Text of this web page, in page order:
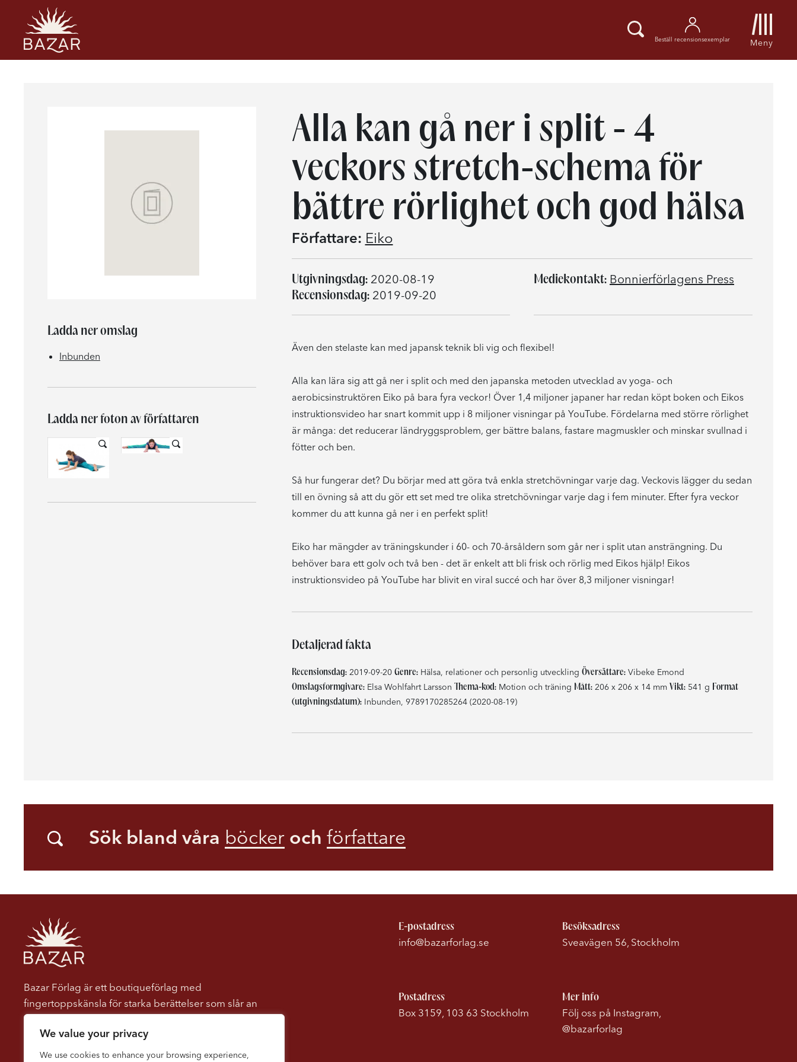
We value your privacy
We use cookies to enhance your browsing experience,
Beställ recensionsexemplar Meny
Ladda ner omslag
Inbunden
Ladda ner foton av författaren
Alla kan gå ner i split - 4
veckors stretch-schema för
bättre rörlighet och god hälsa
Författare: Eiko
Utgivningsdag:2020-08-19
Recensionsdag:2019-09-20
Mediekontakt: Bonnierförlagens Press
Även den stelaste kan med japansk teknik bli vig och flexibel!
Alla kan lära sig att gå ner i split och med den japanska metoden utvecklad av yoga- och
aerobicsinstruktören Eiko på bara fyra veckor! Över 1,4 miljoner japaner har redan köpt boken och Eikos
instruktionsvideo har snart kommit upp i 8 miljoner visningar på YouTube. Fördelarna med större rörlighet
är många: det reducerar ländryggsproblem, ger bättre balans, fastare magmuskler och minskar svullnad i
fötter och ben.
Så hur fungerar det? Du börjar med att göra två enkla stretchövningar varje dag. Veckovis lägger du sedan
till en övning så att du gör ett set med tre olika stretchövningar varje dag i fem minuter. Efter fyra veckor
kommer du att kunna gå ner i en perfekt split!
Eiko har mängder av träningskunder i 60- och 70-årsåldern som går ner i split utan ansträngning. Du
behöver bara ett golv och två ben - det är enkelt att bli frisk och rörlig med Eikos hjälp! Eikos
instruktionsvideo på YouTube har blivit en viral succé och har över 8,3 miljoner visningar!
Detaljerad fakta
Recensionsdag:2019-09-20 Genre:Hälsa, relationer och personlig utveckling Översättare:Vibeke Emond
Omslagsformgivare:Elsa Wohlfahrt Larsson Thema-kod:Motion och träning Mått:206 x 206 x 14 mm Vikt:541 g Format
(utgivningsdatum):Inbunden, 9789170285264 (2020-08-19)
Sök bland våra böcker och författare
Bazar Förlag är ett boutiqueförlag med
fingertoppskänsla för starka berättelser som slår an
hos läsaren. Vi ger ut böcker som berör, engagerar
och dröjer sig kvar. Vi tror på kraften i berättelser
som både underhåller och utmanar, som öppnar
E-postadress
info@bazarforlag.se
Besöksadress
Sveavägen 56, Stockholm
Postadress
Box 3159, 103 63 Stockholm
Mer info
Följ oss på Instagram,
@bazarforlag